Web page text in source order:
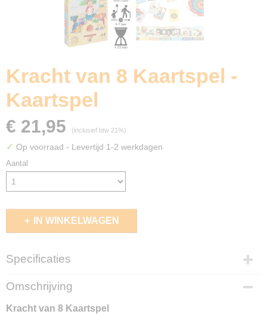
Kracht van 8 Kaartspel -
Kaartspel
€ 21,95 (inclusief btw 21%)
✓ Op voorraad - Levertijd 1-2 werkdagen
Aantal
IN WINKELWAGEN
Specificaties
EAN code
9789079629053
Omschrijving
Kracht van 8 Kaartspel